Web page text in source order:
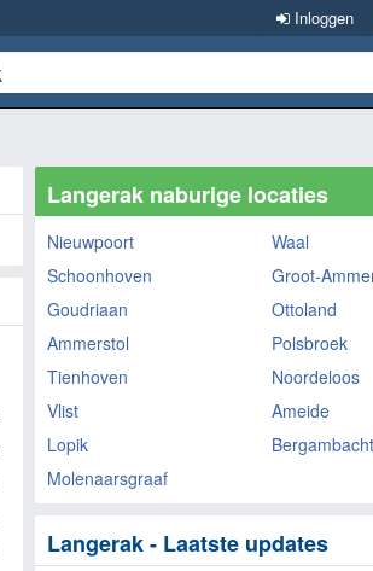
Inloggen
Langerak naburige locaties
Nieuwpoort
Waal
Schoonhoven
Groot-
Goudriaan
Ottoland
Ammerstol
Polsbroek
Tienhoven
Noordeloos
Vlist
Ameide
Lopik
Bergambacht
Molenaarsgraaf
Langerak - Laatste updates